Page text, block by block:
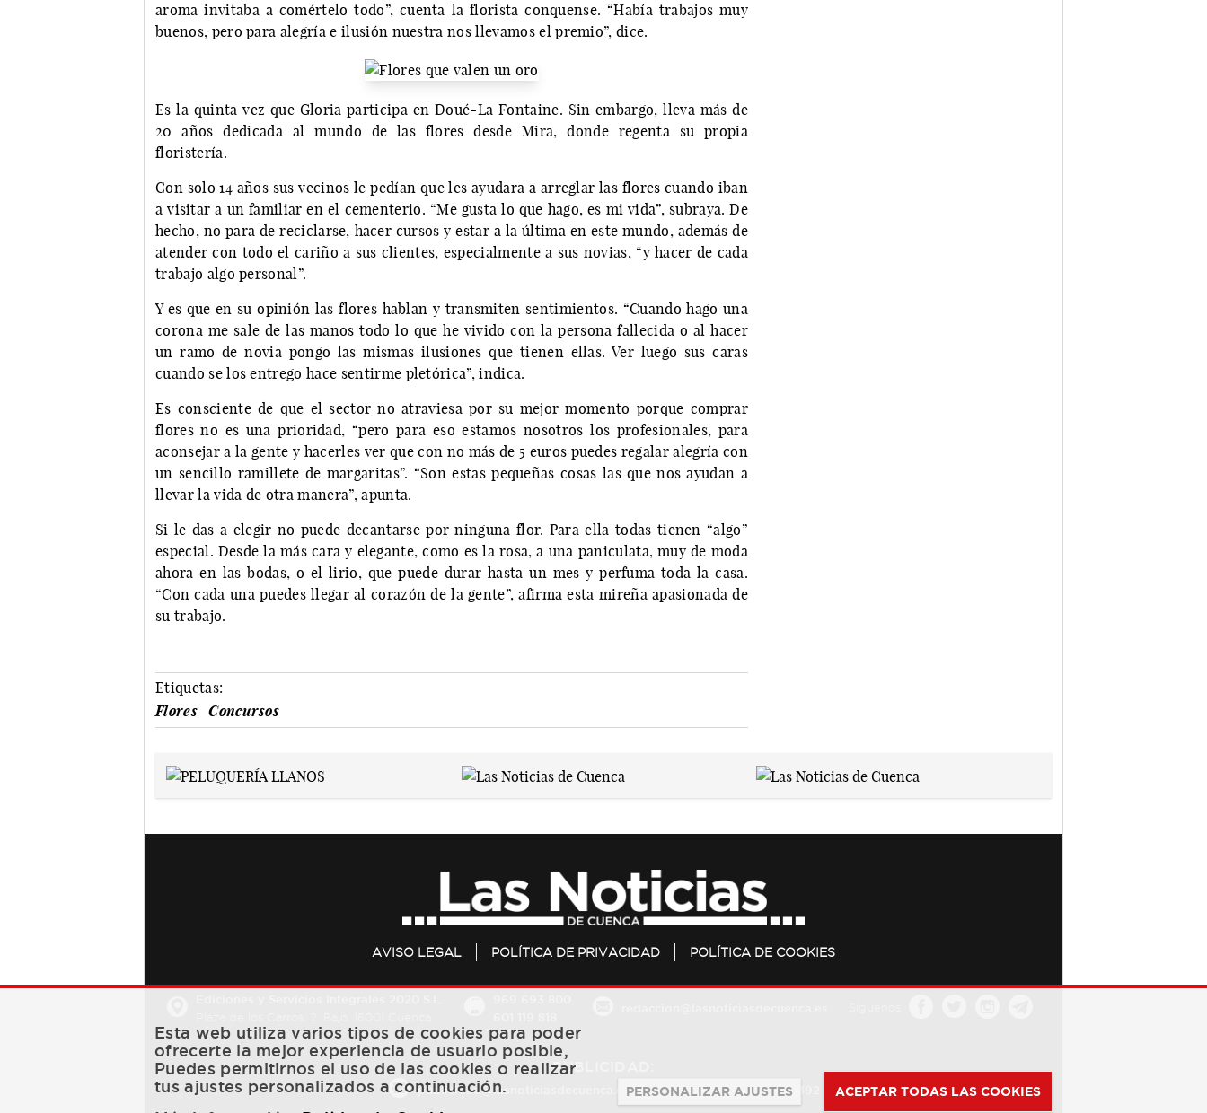
aroma invitaba a comértelo todo”, cuenta la florista conquense. “Había trabajos muy
buenos, pero para alegría e ilusión nuestra nos llevamos el premio”, dice.
Es la quinta vez que Gloria participa en Doué-La Fontaine. Sin embargo, lleva más de
20 años dedicada al mundo de las flores desde Mira, donde regenta su propia
floristería.
Con solo 14 años sus vecinos le pedían que les ayudara a arreglar las flores cuando iban
a visitar a un familiar en el cementerio. “Me gusta lo que hago, es mi vida”, subraya. De
hecho, no para de reciclarse, hacer cursos y estar a la última en este mundo, además de
atender con todo el cariño a sus clientes, especialmente a sus novias, “y hacer de cada
trabajo algo personal”.
Y es que en su opinión las flores hablan y transmiten sentimientos. “Cuando hago una
corona me sale de las manos todo lo que he vivido con la persona fallecida o al hacer
un ramo de novia pongo las mismas ilusiones que tienen ellas. Ver luego sus caras
cuando se los entrego hace sentirme pletórica”, indica.
Es consciente de que el sector no atraviesa por su mejor momento porque comprar
flores no es una prioridad, “pero para eso estamos nosotros los profesionales, para
aconsejar a la gente y hacerles ver que con no más de 5 euros puedes regalar alegría con
un sencillo ramillete de margaritas”. “Son estas pequeñas cosas las que nos ayudan a
llevar la vida de otra manera”, apunta.
Si le das a elegir no puede decantarse por ninguna flor. Para ella todas tienen “algo”
especial. Desde la más cara y elegante, como es la rosa, a una paniculata, muy de moda
ahora en las bodas, o el lirio, que puede durar hasta un mes y perfuma toda la casa.
“Con cada una puedes llegar al corazón de la gente”, afirma esta mireña apasionada de
su trabajo.
Etiquetas:
Flores
Concursos
AVISO LEGAL POLÍTICA DE PRIVACIDAD POLÍTICA DE COOKIES
PUBLICIDAD:
publicidad@lasnoticiasdecuenca.es 684 126 573 / 670 726 392
Esta web utiliza varios tipos de cookies para poder
ofrecerte la mejor experiencia de usuario posible,
Puedes permitirnos el uso de las cookies o realizar
tus ajustes personalizados a continuación.
PERSONALIZAR AJUSTES ACEPTAR TODAS LAS COOKIES